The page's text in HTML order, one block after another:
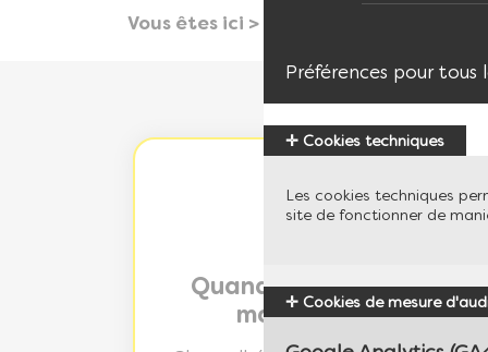
Vous êtes ici >
Quand le ventre parle :
maux de ventre et
Préférences pour tous
Cookies techniques
Les cookies techniques
site de fonctionner de
Cookies de mesure